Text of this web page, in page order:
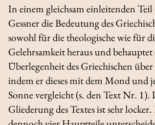
In einem gleichsam einleitenden
Gessner die Bedeutung des
sowohl für die theologische wie für
Gelehrsamkeit heraus und behauptet
Überlegenheit des Griechischen über
indem er dieses mit dem Mond und
Sonne vergleicht (s. den Text Nr. 1).
Gliederung des Textes ist sehr locker.